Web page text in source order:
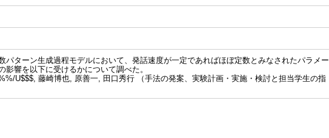
パターン生成過程モデルにおいて、発話速度が一定であればほぼ定数とみなされたパラメー
影響を以下に受けるかについて調べた。
U$$$, 藤崎博也, 原善一, 田口秀行 （手法の発案、実験計画・実施・検討と担当学生の指